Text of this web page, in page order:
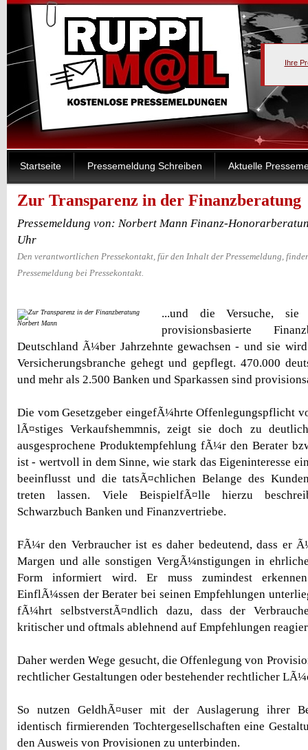
Ihre
Startseite Pressemeldung Schreiben Aktuelle
Zur Transparenz in der Finanzberatung
Pressemeldung von: Norbert Mann Finanz-
Uhr
Den verantwortlichen Pressekontakt, für den Inhalt der Pressemeldung,
Pressemeldung bei Pressekontakt.
...und die Versuche,
Norbert Mann
provisionsbasierte
Deutschland Ã¼ber Jahrzehnte gewachsen - und sie
Versicherungsbranche gehegt und gepflegt. 470.000
und mehr als 2.500 Banken und Sparkassen sind
Die vom Gesetzgeber eingefÃ¼hrte Offenlegungspflicht
lÃ¤stiges Verkaufshemmnis, zeigt sie doch zu
ausgesprochene Produktempfehlung fÃ¼r den Berater
ist - wertvoll in dem Sinne, wie stark das Eigeninteresse
beeinflusst und die tatsÃ¤chlichen Belange des
treten lassen. Viele BeispielfÃ¤lle hierzu
Schwarzbuch Banken und Finanzvertriebe.
FÃ¼r den Verbraucher ist es daher bedeutend, dass er
Margen und alle sonstigen VergÃ¼nstigungen in
Form informiert wird. Er muss zumindest
EinflÃ¼ssen der Berater bei seinen Empfehlungen
fÃ¼hrt selbstverstÃ¤ndlich dazu, dass der
kritischer und oftmals ablehnend auf Empfehlungen
Daher werden Wege gesucht, die Offenlegung von
rechtlicher Gestaltungen oder bestehender rechtlicher
So nutzen GeldhÃ¤user mit der Auslagerung ihrer
identisch firmierenden Tochtergesellschaften eine
den Ausweis von Provisionen zu unterbinden.